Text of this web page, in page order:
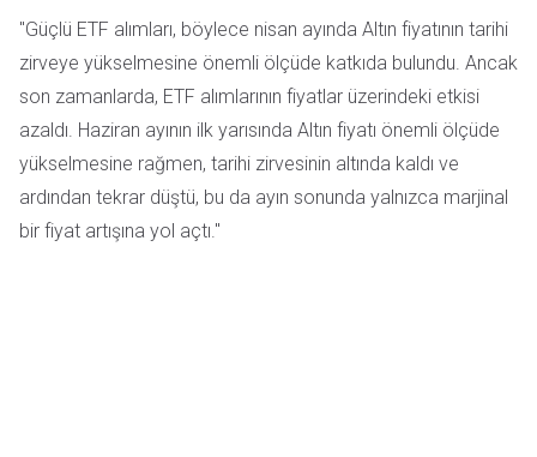
"Güçlü ETF alımları, böylece nisan ayında Altın fiyatının tarihi
zirveye yükselmesine önemli ölçüde katkıda bulundu. Ancak
son zamanlarda, ETF alımlarının fiyatlar üzerindeki etkisi
azaldı. Haziran ayının ilk yarısında Altın fiyatı önemli ölçüde
yükselmesine rağmen, tarihi zirvesinin altında kaldı ve
ardından tekrar düştü, bu da ayın sonunda yalnızca marjinal
bir fiyat artışına yol açtı."